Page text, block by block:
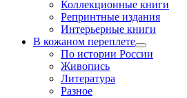
Коллекционные книги
Репринтные издания
Интерьерные книги
В кожаном переплете
По истории России
Живопись
Литература
Разное